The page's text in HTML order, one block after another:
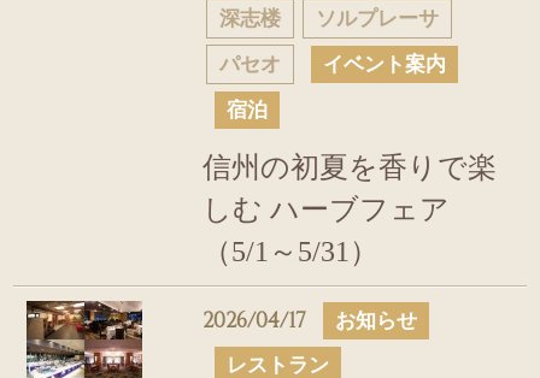
深志楼
ソルプレーサ
パセオ
イベント案内
宿泊
信州の初夏を香りで楽
しむ ハーブフェア
（5/1～5/31）
2026/04/17
お知らせ
レストラン